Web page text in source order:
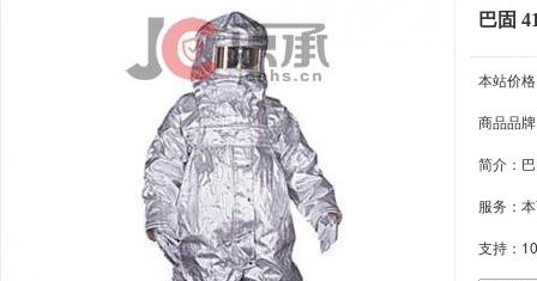
巴固
本站价
商品品
简介：
服务：
支持：